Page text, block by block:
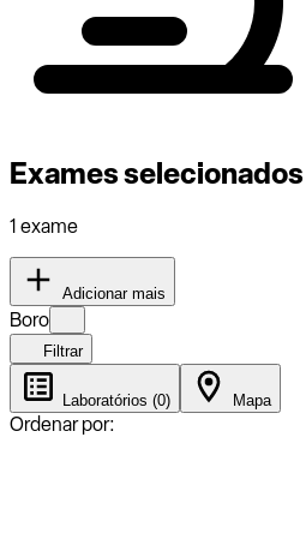
Exames selecionados
1 exame
Adicionar mais
Boro
Filtrar
Laboratórios (0) Mapa
Ordenar por: